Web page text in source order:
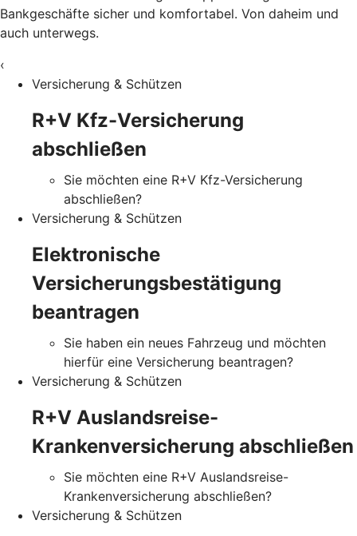
Bankgeschäfte sicher und komfortabel. Von daheim und
auch unterwegs.
‹
Versicherung & Schützen
R+V Kfz-Versicherung
abschließen
Sie möchten eine R+V Kfz-Versicherung
abschließen?
Versicherung & Schützen
Elektronische
Versicherungsbestätigung
beantragen
Sie haben ein neues Fahrzeug und möchten
hierfür eine Versicherung beantragen?
Versicherung & Schützen
R+V Auslandsreise-
Krankenversicherung abschließen
Sie möchten eine R+V Auslandsreise-
Krankenversicherung abschließen?
Versicherung & Schützen